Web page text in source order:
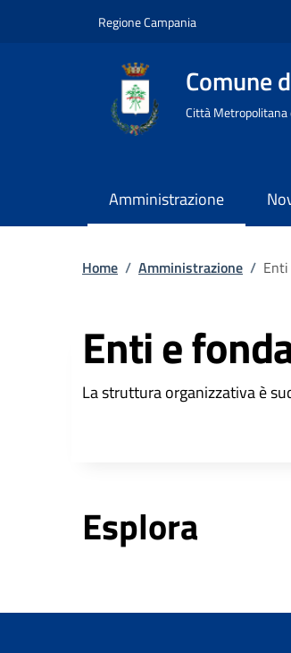
Regione Campania
Comune
Città Metropolitana
Amministrazione
Home / Amministrazione /
Enti e
La struttura organizzativa è
Esplora